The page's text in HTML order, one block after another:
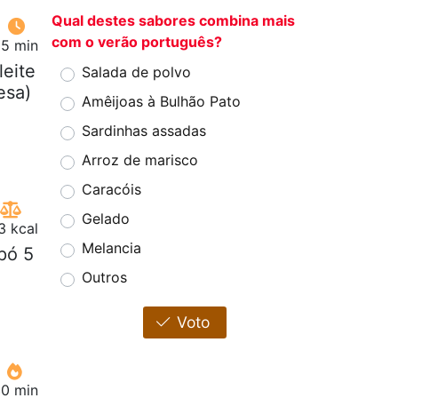
min
kcal
5
min
Qual destes sabores combina mais
com o verão português?
Salada de polvo
Amêijoas à Bulhão Pato
Sardinhas assadas
Arroz de marisco
Caracóis
Gelado
Melancia
Outros
Voto